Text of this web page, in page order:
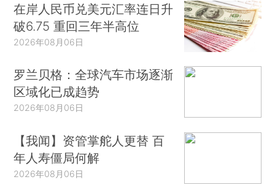
在岸人民币兑美元汇率连日升
破6.75 重回三年半高位
2026年08月06日
罗兰贝格：全球汽车市场逐渐
区域化已成趋势
2026年08月06日
【我闻】资管掌舵人更替 百
年人寿僵局何解
2026年08月06日